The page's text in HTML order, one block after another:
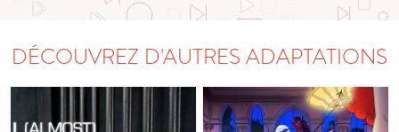
DÉCOUVREZ D'AUTRES ADAPTATIONS